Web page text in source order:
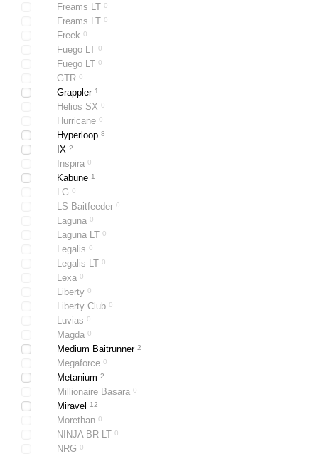
Freams LT 0
Freams LT 0
Freek 0
Fuego LT 0
Fuego LT 0
GTR 0
Grappler 1
Helios SX 0
Hurricane 0
Hyperloop 8
IX 2
Inspira 0
Kabune 1
LG 0
LS Baitfeeder 0
Laguna 0
Laguna LT 0
Legalis 0
Legalis LT 0
Lexa 0
Liberty 0
Liberty Club 0
Luvias 0
Magda 0
Medium Baitrunner 2
Megaforce 0
Metanium 2
Millionaire Basara 0
Miravel 12
Morethan 0
NINJA BR LT 0
NRG 0